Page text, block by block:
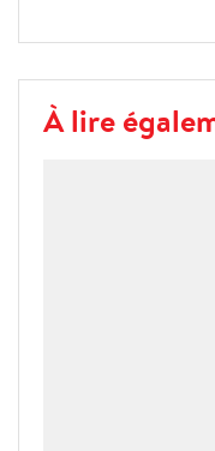
À lire